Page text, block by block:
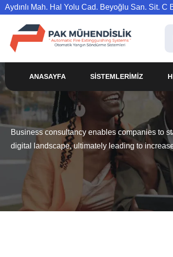
Aydınlı Mah. Hal Yolu Cad. Beyoğlu San. Sit. C
ANASAYFA SISTEMLERIMIZ
Business consultancy enables companies to
digital landscape, ultimately leading to